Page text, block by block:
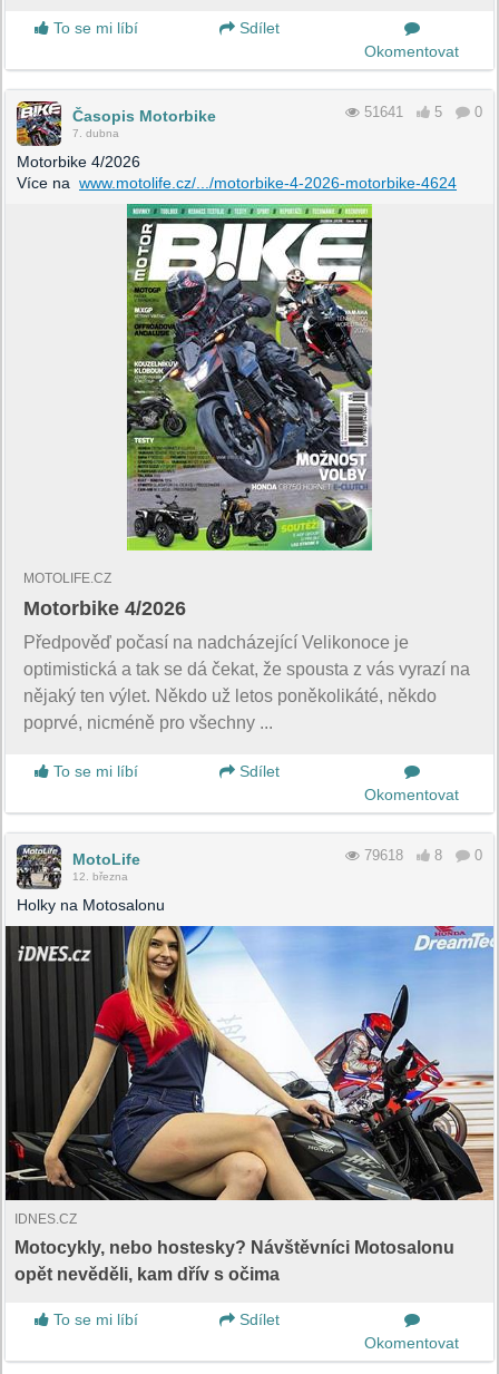
To se mi líbí
Sdílet
Okomentovat
Časopis Motorbike
7. dubna
51641 5 0
Motorbike 4/2026
Více na www.motolife.cz/.../motorbike-4-2026-motorbike-4624
MOTOLIFE.CZ
Motorbike 4/2026
Předpověď počasí na nadcházející Velikonoce je
optimistická a tak se dá čekat, že spousta z vás vyrazí na
nějaký ten výlet. Někdo už letos poněkolikáté, někdo
poprvé, nicméně pro všechny ...
To se mi líbí
Sdílet
Okomentovat
MotoLife
12. března
79618 8 0
Holky na Motosalonu
IDNES.CZ
Motocykly, nebo hostesky? Návštěvníci Motosalonu
opět nevěděli, kam dřív s očima
To se mi líbí
Sdílet
Okomentovat